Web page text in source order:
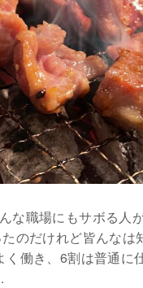
な職場にもサボる人
のだけれど皆んなは
働き、6割は普通に